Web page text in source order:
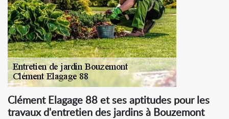
Clément Elagage 88 et ses aptitudes pour les
travaux d'entretien des jardins à Bouzemont